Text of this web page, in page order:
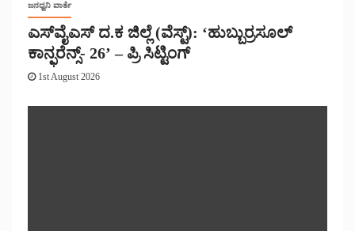
ಜನಧ್ವನಿ ವಾರ್ತೆ
ಎಸ್‌ವೈಎಸ್ ದ.ಕ ಜಿಲ್ಲೆ (ವೆಸ್ಟ್): ‘ಹುಬ್ಬುರ್ರಸೂಲ್
ಕಾನ್ಫರೆನ್ಸ್- 26’ – ಪ್ರಿ ಸಿಟ್ಟಿಂಗ್
1st August 2026